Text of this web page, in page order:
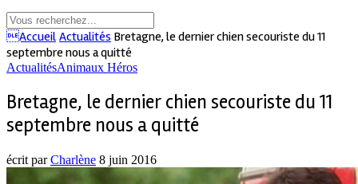
Accueil Actualités Bretagne, le dernier chien secouriste du 11
septembre nous a quitté
ActualitésAnimaux Héros
Bretagne, le dernier chien secouriste du 11
septembre nous a quitté
écrit parCharlène 8 juin 2016